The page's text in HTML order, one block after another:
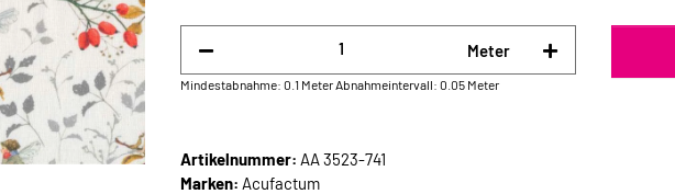
Meter
Mindestabnahme: 0.1 MeterAbnahmeintervall: 0.05 Meter
Artikelnummer: AA 3523-741
Marken: Acufactum